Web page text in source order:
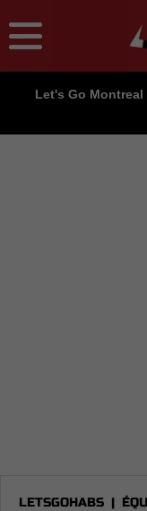
Let's Go
LETSGOHABS |